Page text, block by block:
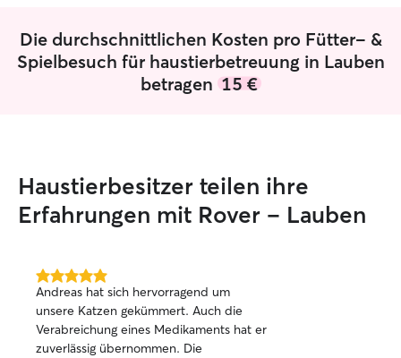
Die durchschnittlichen Kosten pro Fütter- &
Spielbesuch für haustierbetreuung in Lauben
betragen 15 €
Haustierbesitzer teilen ihre
Erfahrungen mit Rover – Lauben
5.0
von
5
Sternen
Andreas hat sich hervorragend um
unsere Katzen gekümmert. Auch die
Verabreichung eines Medikaments hat er
zuverlässig übernommen. Die